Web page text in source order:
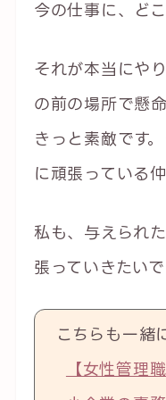
今の仕事に、ど
それが本当にや
の前の場所で懸
きっと素敵です
に頑張っている仲
私も、与えられ
張っていきたいで
こちらも一緒
【女性管理